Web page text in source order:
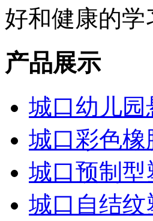
好和健康的
产品展示
城口幼儿
城口彩色橡
城口预制
城口自结纹